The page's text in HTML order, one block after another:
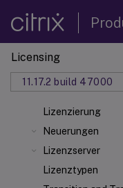
Licensing
11.17.2 build 47000
Lizenzierung
Neuerungen
Lizenzserver
Lizenztypen